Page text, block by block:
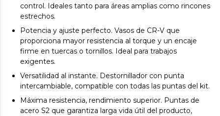
control. Ideales tanto para áreas amplias como rincones
estrechos.
Potencia y ajuste perfecto. Vasos de CR-V que
proporciona mayor resistencia al torque y un encaje
firme en tuercas o tornillos. Ideal para trabajos
exigentes.
Versatilidad al instante. Destornillador con punta
intercambiable, compatible con todas las puntas del kit.
Máxima resistencia, rendimiento superior. Puntas de
acero S2 que garantiza larga vida útil del producto,